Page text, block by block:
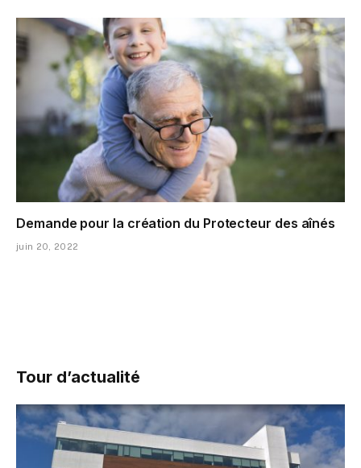
Demande pour la création du Protecteur des aînés
juin 20, 2022
Tour d’actualité